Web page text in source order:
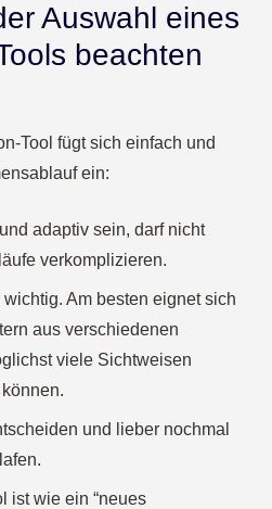
Auswahl eines
beachten
Tool fügt sich einfach und
ein:
adaptiv sein, darf nicht
verkomplizieren.
wichtig. Am besten eignet sich
aus verschiedenen
viele Sichtweisen
und lieber nochmal
ist wie ein “neues